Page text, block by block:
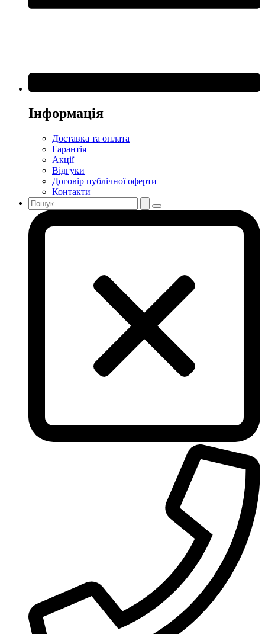
Інформація
Доставка та оплата
Гарантія
Акції
Відгуки
Договір публічної оферти
Контакти